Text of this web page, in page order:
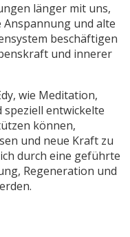
länger mit uns,
Anspannung und alte
beschäftigen
und innerer
wie Meditation,
entwickelte
können,
und neue Kraft zu
durch eine geführte
Regeneration und